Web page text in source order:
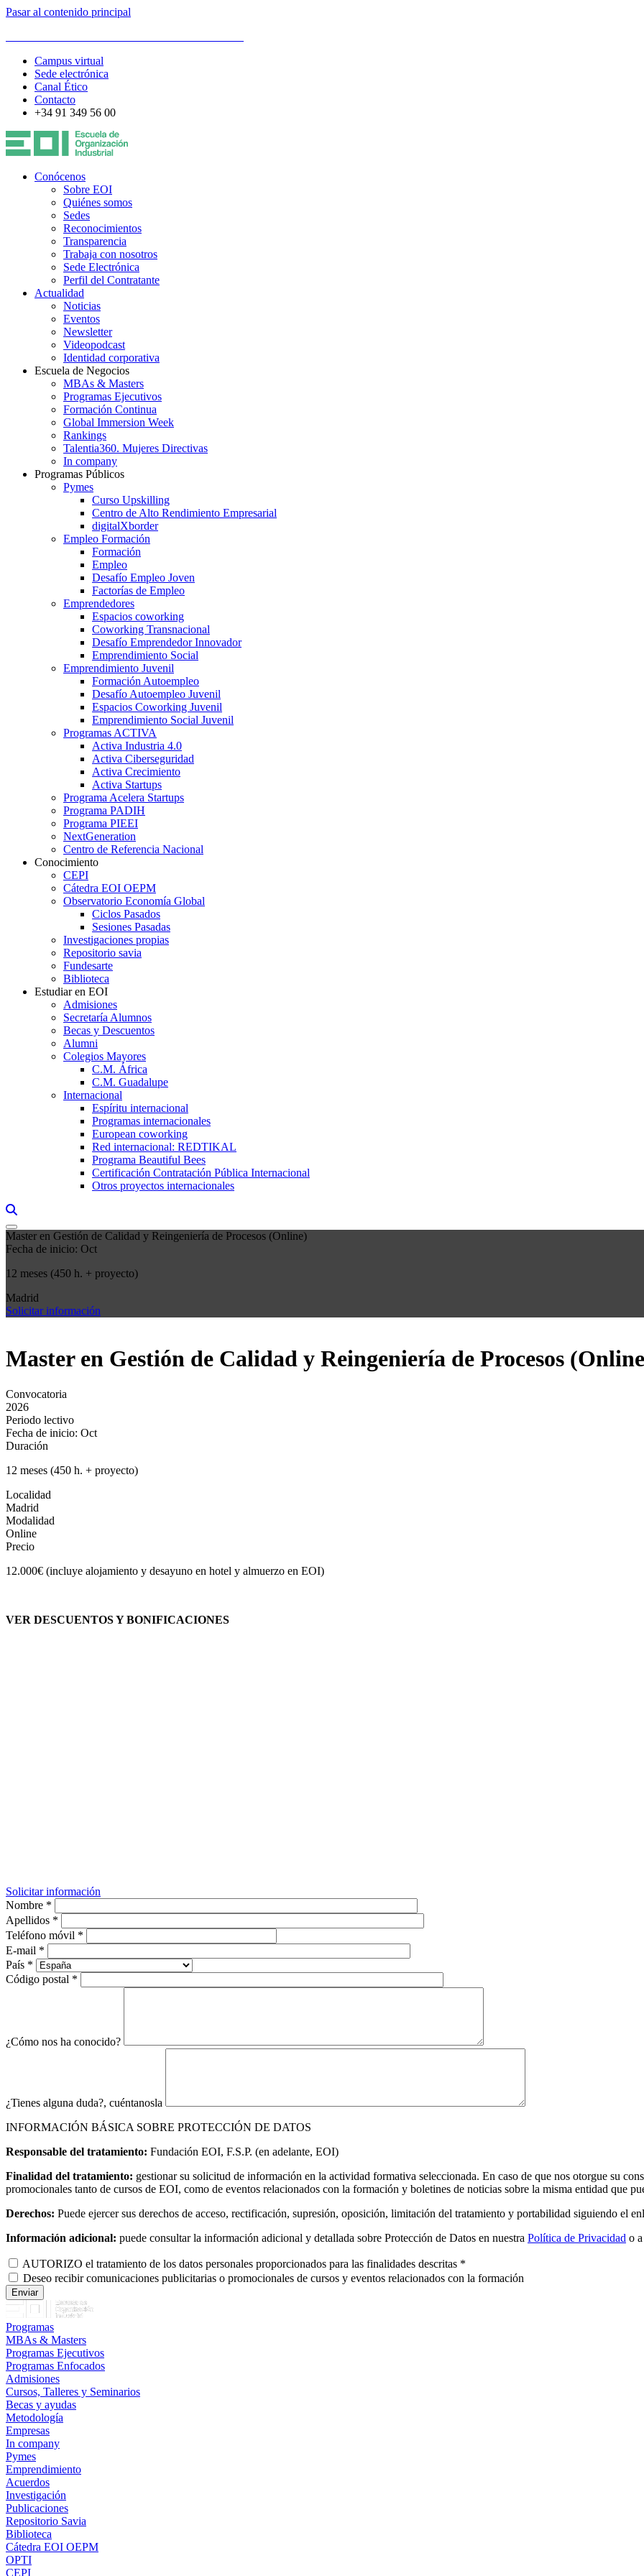
Pasar al contenido principal
Campus virtual
Sede electrónica
Canal Ético
Contacto
+34 91 349 56 00
Conócenos
Sobre EOI
Quiénes somos
Sedes
Reconocimientos
Transparencia
Trabaja con nosotros
Sede Electrónica
Perfil del Contratante
Actualidad
Noticias
Eventos
Newsletter
Videopodcast
Identidad corporativa
Escuela de Negocios
MBAs & Masters
Programas Ejecutivos
Formación Continua
Global Immersion Week
Rankings
Talentia360. Mujeres Directivas
In company
Programas Públicos
Pymes
Curso Upskilling
Centro de Alto Rendimiento Empresarial
digitalXborder
Empleo Formación
Formación
Empleo
Desafío Empleo Joven
Factorías de Empleo
Emprendedores
Espacios coworking
Coworking Transnacional
Desafío Emprendedor Innovador
Emprendimiento Social
Emprendimiento Juvenil
Formación Autoempleo
Desafío Autoempleo Juvenil
Espacios Coworking Juvenil
Emprendimiento Social Juvenil
Programas ACTIVA
Activa Industria 4.0
Activa Ciberseguridad
Activa Crecimiento
Activa Startups
Programa Acelera Startups
Programa PADIH
Programa PIEEI
NextGeneration
Centro de Referencia Nacional
Conocimiento
CEPI
Cátedra EOI OEPM
Observatorio Economía Global
Ciclos Pasados
Sesiones Pasadas
Investigaciones propias
Repositorio savia
Fundesarte
Biblioteca
Estudiar en EOI
Admisiones
Secretaría Alumnos
Becas y Descuentos
Alumni
Colegios Mayores
C.M. África
C.M. Guadalupe
Internacional
Espíritu internacional
Programas internacionales
European coworking
Red internacional: REDTIKAL
Programa Beautiful Bees
Certificación Contratación Pública Internacional
Otros proyectos internacionales
Master en Gestión de Calidad y Reingeniería de Procesos (Online)
Fecha de inicio: Oct
12 meses (450 h. + proyecto)
Madrid
Solicitar información
Master en Gestión de Calidad y Reingeniería de Procesos
Convocatoria
2026
Periodo lectivo
Fecha de inicio: Oct
Duración
12 meses (450 h. + proyecto)
Localidad
Madrid
Modalidad
Online
Precio
12.000€ (incluye alojamiento y desayuno en hotel y almuerzo en EOI)
VER DESCUENTOS Y BONIFICACIONES
Solicitar información
Nombre *
Apellidos *
Teléfono móvil *
E-mail *
País *
Código postal *
¿Cómo nos ha conocido?
¿Tienes alguna duda?, cuéntanosla
INFORMACIÓN BÁSICA SOBRE PROTECCIÓN DE DATOS
Responsable del tratamiento: Fundación EOI, F.S.P. (en adelante, EOI)
Finalidad del tratamiento: gestionar su solicitud de información en la actividad formativa seleccionada. En caso de que nos otorgue su
promocionales tanto de cursos de EOI, como de eventos relacionados con la formación y boletines de noticias sobre la misma entidad que
Derechos: Puede ejercer sus derechos de acceso, rectificación, supresión, oposición, limitación del tratamiento y portabilidad siguiendo el
Información adicional: puede consultar la información adicional y detallada sobre Protección de Datos en nuestra Política de Privacidad o
AUTORIZO el tratamiento de los datos personales proporcionados para las finalidades descritas *
Deseo recibir comunicaciones publicitarias o promocionales de cursos y eventos relacionados con la formación
Programas
MBAs & Masters
Programas Ejecutivos
Programas Enfocados
Admisiones
Cursos, Talleres y Seminarios
Becas y ayudas
Metodología
Empresas
In company
Pymes
Emprendimiento
Acuerdos
Investigación
Publicaciones
Repositorio Savia
Biblioteca
Cátedra EOI OEPM
OPTI
CEPI